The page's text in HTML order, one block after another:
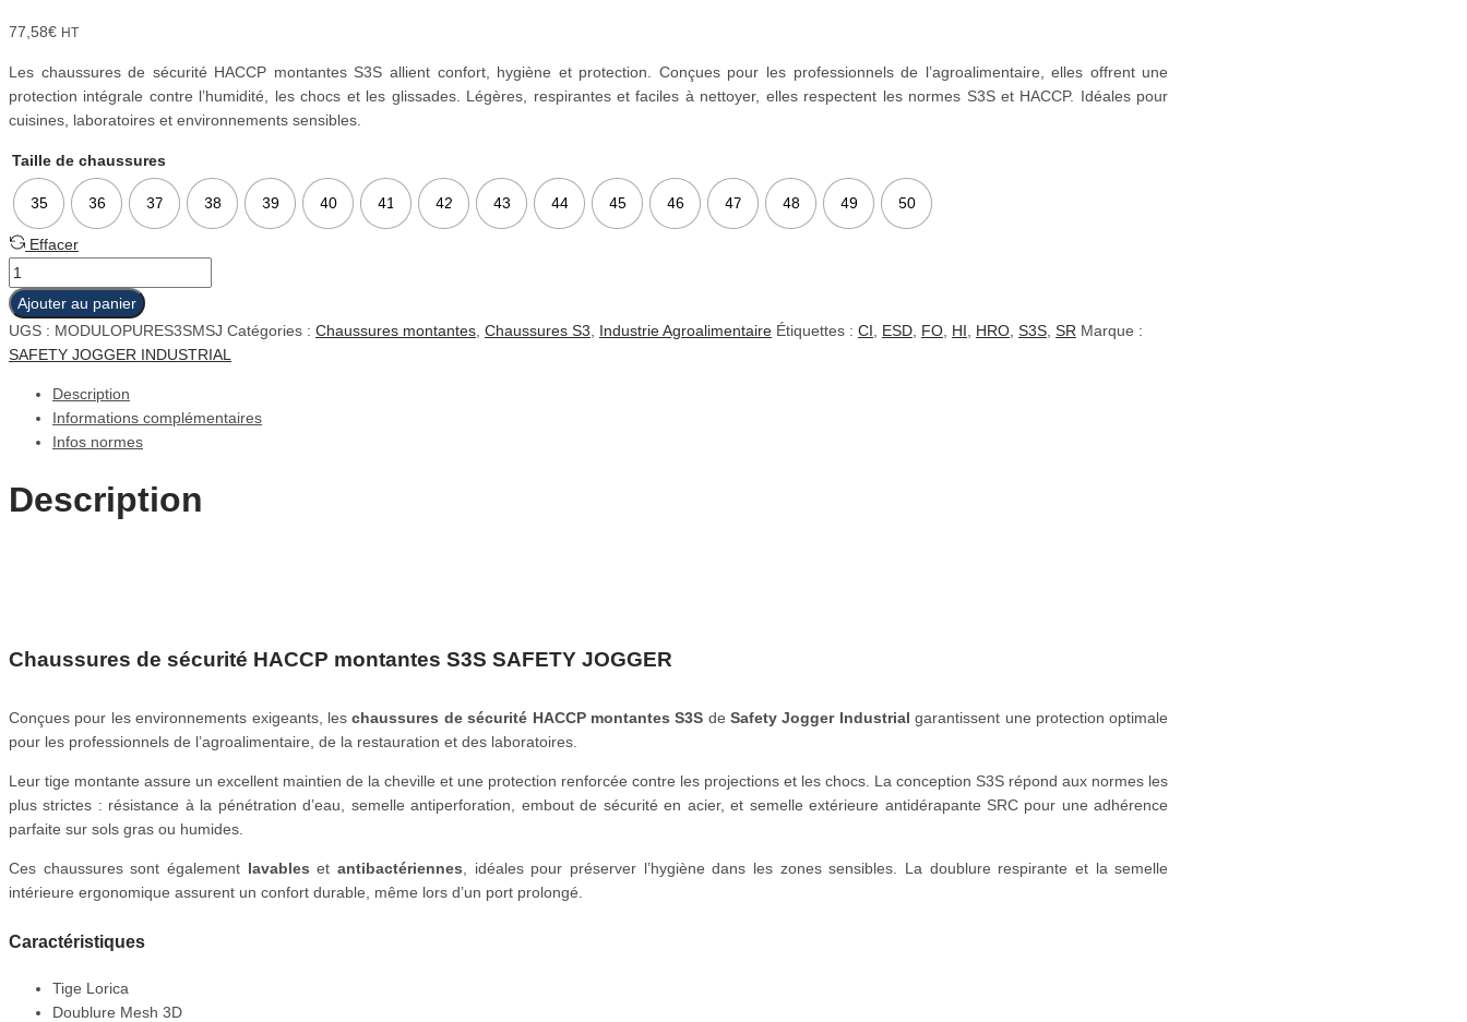
77,58€ HT
Les chaussures de sécurité HACCP montantes S3S allient confort, hygiène et protection. Conçues pour les professionnels de l’agroalimentaire, elles offrent une
protection intégrale contre l’humidité, les chocs et les glissades. Légères, respirantes et faciles à nettoyer, elles respectent les normes S3S et HACCP. Idéales pour
cuisines, laboratoires et environnements sensibles.
Taille de chaussures
35 36 37 38 39 40 41 42 43 44 45 46 47 48 49 50
Effacer
quantité
de
Chaussures
de
sécurité
HACCP
montantes
Ajouter au panier
UGS : MODULOPURES3SMSJ Catégories : Chaussures montantes Chaussures S3 Industrie Agroalimentaire Étiquettes : CI ESD FO HI HRO S3S SR Marque :
SAFETY JOGGER INDUSTRIAL
Description
Informations complémentaires
Infos normes
Description
Chaussures de sécurité HACCP montantes S3S SAFETY JOGGER
Conçues pour les environnements exigeants, leschaussures de sécurité HACCP montantes S3S deSafety Jogger Industrial garantissent une protection optimale
pour les professionnels de l’agroalimentaire, de la restauration et des laboratoires.
Leur tige montante assure un excellent maintien de la cheville et une protection renforcée contre les projections et les chocs. La conception S3S répond aux normes les
plus strictes : résistance à la pénétration d’eau, semelle antiperforation, embout de sécurité en acier, et semelle extérieure antidérapante SRC pour une adhérence
parfaite sur sols gras ou humides.
Ces chaussures sont également lavables etantibactériennes , idéales pour préserver l’hygiène dans les zones sensibles. La doublure respirante et la semelle
intérieure ergonomique assurent un confort durable, même lors d’un port prolongé.
Caractéristiques
Tige Lorica
Doublure Mesh 3D